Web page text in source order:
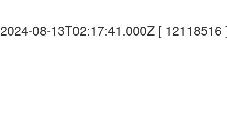
2024-08-13T02:17:41.000Z [ 12118516